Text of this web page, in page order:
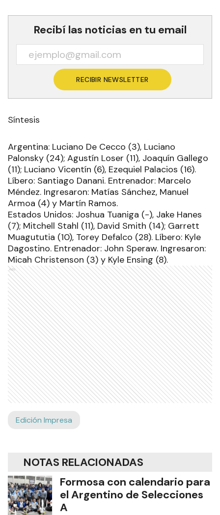
Recibí las noticias en tu email
RECIBIR NEWSLETTER
Síntesis
Argentina: Luciano De Cecco (3), Luciano
Palonsky (24); Agustín Loser (11), Joaquín Gallego
(11); Luciano Vicentín (6), Ezequiel Palacios (16).
Líbero: Santiago Danani. Entrenador: Marcelo
Méndez. Ingresaron: Matías Sánchez, Manuel
Armoa (4) y Martín Ramos.
Estados Unidos: Joshua Tuaniga (-), Jake Hanes
(7); Mitchell Stahl (11), David Smith (14); Garrett
Muagututia (10), Torey Defalco (28). Líbero: Kyle
Dagostino. Entrenador: John Speraw. Ingresaron:
Micah Christenson (3) y Kyle Ensing (8).
Ads
Edición Impresa
NOTAS RELACIONADAS
Formosa con calendario para
el Argentino de Selecciones
A